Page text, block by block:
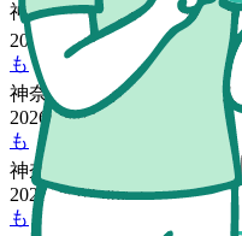
神奈川県の ももんが福さん
2026/08/03 01:12
も
神奈川県
のももんが福さん
2026/08/02 08:58
も
神奈川県
ももんが福さん
2026/08/02 08:57
も